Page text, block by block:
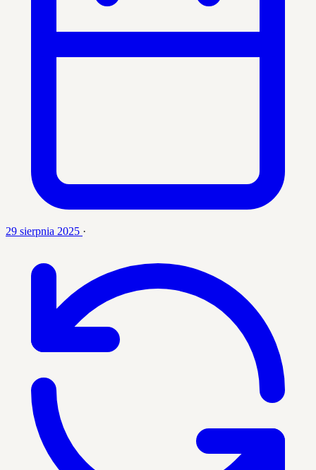
29 sierpnia 2025 ·